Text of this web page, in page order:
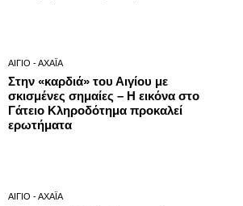
ΑΊΓΙΟ - ΑΧΑΪ́Α
Στην «καρδιά» του Αιγίου με
σκισμένες σημαίες – Η εικόνα στο
Γάτειο Κληροδότημα προκαλεί
ερωτήματα
ΑΊΓΙΟ - ΑΧΑΪ́Α